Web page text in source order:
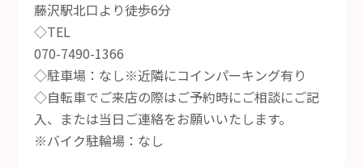
藤沢駅北口より徒歩6分
◇TEL
070-7490-1366
◇駐車場：なし※近隣にコインパーキング有り
◇自転車でご来店の際はご予約時にご相談にご記
入、または当日ご連絡をお願いいたします。
※バイク駐輪場：なし